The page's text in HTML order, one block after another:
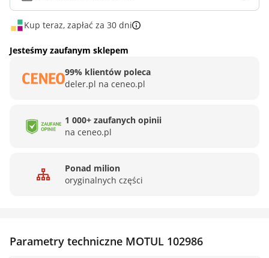
Kup teraz, zapłać za 30 dni
Jesteśmy zaufanym sklepem
99% klientów poleca
deler.pl na ceneo.pl
1 000+ zaufanych opinii
na ceneo.pl
Ponad milion
oryginalnych części
Parametry techniczne MOTUL 102986